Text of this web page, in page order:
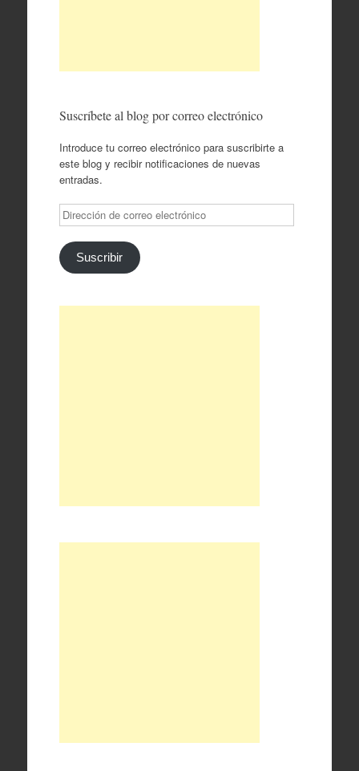
Suscríbete al blog por correo electrónico
Introduce tu correo electrónico para suscribirte a
este blog y recibir notificaciones de nuevas
entradas.
Dirección
de
correo
electrónico
Suscribir